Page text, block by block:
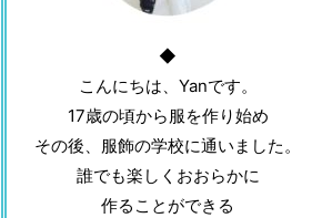
◆
こんにちは、Yanです。
17歳の頃から服を作り始め
その後、服飾の学校に通いました。
誰でも楽しくおおらかに
作ることができる